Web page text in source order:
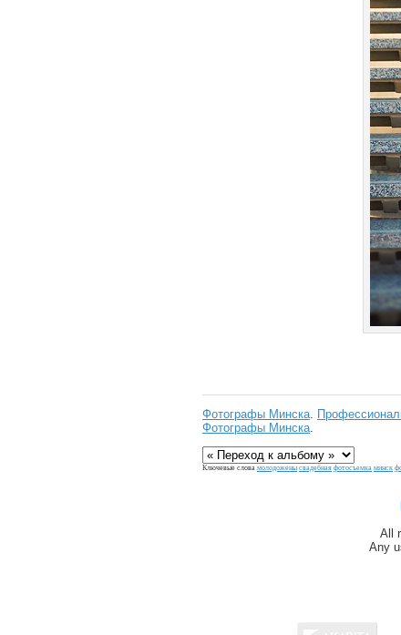
Фотографы Минска
Фотографы Минска
Ключевые слова молодожены свадебная фотосъемка минск
All
Any